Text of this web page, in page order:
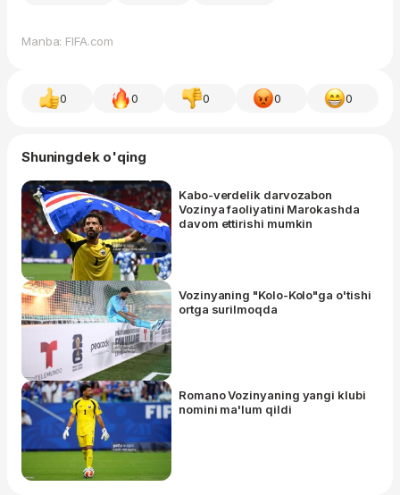
Manba: FIFA.com
0 0 0 0 0
Shuningdek o'qing
Kabo-verdelik darvozabon
Vozinya faoliyatini Marokashda
davom ettirishi mumkin
Vozinyaning "Kolo-Kolo"ga o'tishi
ortga surilmoqda
Romano Vozinyaning yangi klubi
nomini ma'lum qildi